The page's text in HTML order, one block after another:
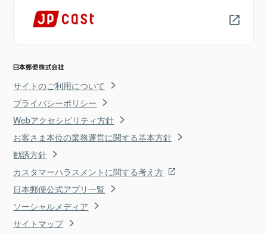
サイトのご利用について
プライバシーポリシー
Webアクセシビリティ方針
お客さま本位の業務運営に関する基本方針
勧誘方針
カスタマーハラスメントに関する考え方
日本郵便公式アプリ一覧
ソーシャルメディア
サイトマップ